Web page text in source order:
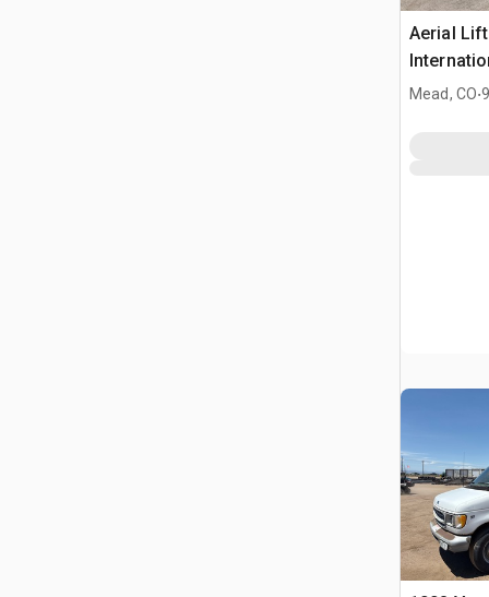
Aerial
Forestry
Mead, CO.